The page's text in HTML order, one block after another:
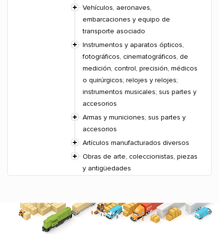
Vehículos, aeronaves,
embarcaciones y equipo de
transporte asociado
Instrumentos y aparatos ópticos,
fotográficos, cinematográficos, de
medición, control, precisión, médicos
o quirúrgicos; relojes y relojes;
instrumentos musicales; sus partes y
accesorios
Armas y municiones; sus partes y
accesorios
Artículos manufacturados diversos
Obras de arte, coleccionistas, piezas
y antigüedades